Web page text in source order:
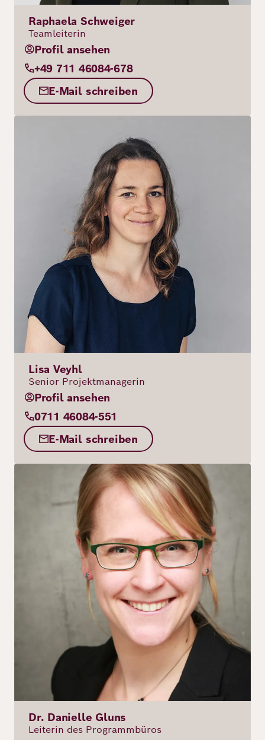
Raphaela Schweiger
Teamleiterin
Profil ansehen
+49 711 46084-678
E-Mail schreiben
Bild
Lisa Veyhl
Senior Projektmanagerin
Profil ansehen
0711 46084-551
E-Mail schreiben
Bild
Dr. Danielle Gluns
Leiterin des Programmbüros